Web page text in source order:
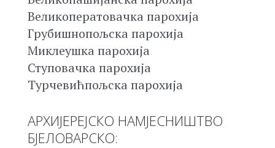
Великоператовачка парохија
Грубишнопољска парохија
Миклеушка парохија
Ступовачка парохија
Турчевићпољска парохија
АРХИЈЕРЕЈСКО НАМЈЕСНИШТВО
БЈЕЛОВАРСКО: